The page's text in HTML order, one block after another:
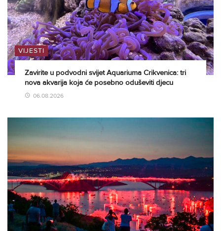
VIJESTI
Zavirite u podvodni svijet Aquariuma Crikvenica: tri
nova akvarija koja će posebno oduševiti djecu
06.08.2026